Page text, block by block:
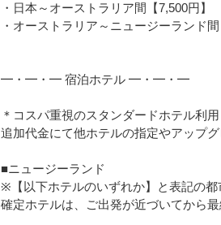
・日本～オーストラリア間【7,500円】
・オーストラリア～ニュージーランド間
━・━・━ 宿泊ホテル ━・━・━
＊コスパ重視のスタンダードホテル利用
追加代金にて他ホテルの指定やアップ
■ニュージーランド
※【以下ホテルのいずれか】と表記の都
確定ホテルは、ご出発が近づいてから